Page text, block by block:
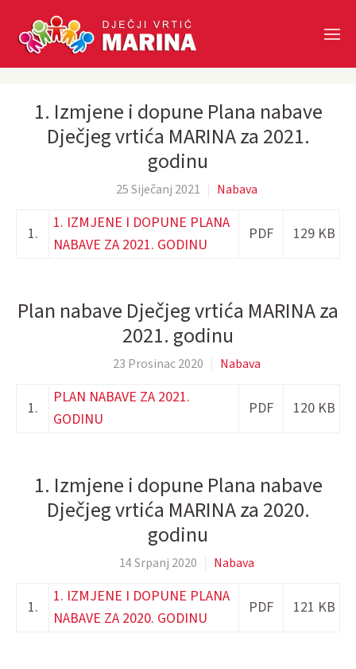
Skip to main content
1. Izmjene i dopune Plana nabave
Dječjeg vrtića MARINA za 2021.
godinu
25 Siječanj 2021 Nabava
1.
1. IZMJENE I DOPUNE PLANA
NABAVE ZA 2021. GODINU
PDF 129 KB
Plan nabave Dječjeg vrtića MARINA za
2021. godinu
23 Prosinac 2020 Nabava
1.
PLAN NABAVE ZA 2021.
GODINU
PDF 120 KB
1. Izmjene i dopune Plana nabave
Dječjeg vrtića MARINA za 2020.
godinu
14 Srpanj 2020 Nabava
1.
1. IZMJENE I DOPUNE PLANA
NABAVE ZA 2020. GODINU
PDF 121 KB